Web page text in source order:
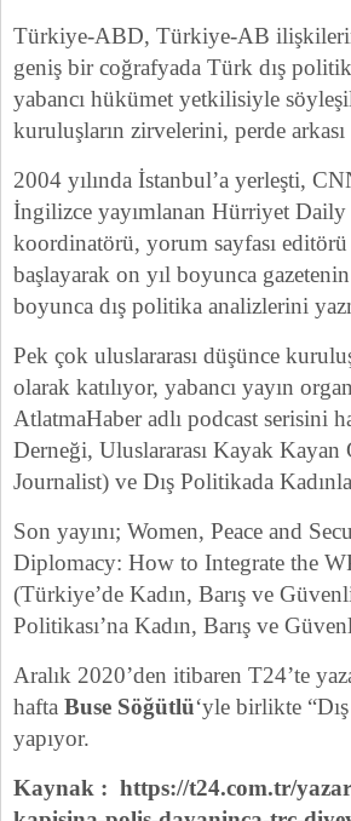
Türkiye-ABD, Türkiye-AB
geniş bir coğrafyada Türk dış
yabancı hükümet yetkilisiyle
kuruluşların zirvelerini, perde
2004 yılında İstanbul’a yerleşti,
İngilizce yayımlanan Hürriyet Daily
koordinatörü, yorum sayfası
başlayarak on yıl boyunca
boyunca dış politika analizlerini
Pek çok uluslararası düşünce
olarak katılıyor, yabancı yayın
AtlatmaHaber adlı podcast serisini
Derneği, Uluslararası Kayak
Journalist) ve Dış Politikada
Son yayını; Women, Peace and
Diplomacy: How to Integrate the
(Türkiye’de Kadın, Barış ve
Politikası’na Kadın, Barış ve
Aralık 2020’den itibaren T24’te
hafta Buse Söğütlü‘yle birlikte
yapıyor.
Kaynak : https://t24.com.tr/